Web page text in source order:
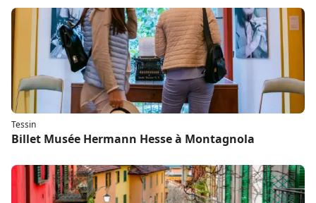
Tessin
Billet Musée Hermann Hesse à Montagnola